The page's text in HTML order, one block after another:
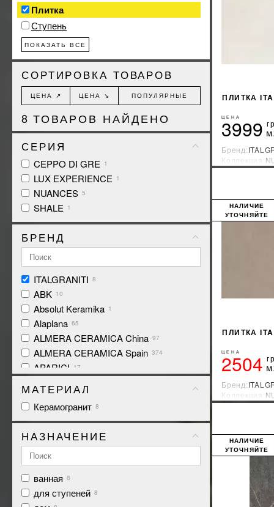
ПЛИТКА
ЦЕНА
3999
Бренд:
Коллекция:
Страна-
ПЛИТКА
НАЛИЧИЕ
УТОЧНЯЙТЕ
ЦЕНА
2504
Бренд:
Коллекция:
Страна-
НАЛИЧИЕ
УТОЧНЯЙТЕ
Плитка
Ступень
ПОКАЗАТЬ ВСЕ
СОРТИРОВКА ТОВАРОВ
ЦЕНА ↗ ЦЕНА ↘ ПОПУЛЯРНЫЕ
8 ТОВАРОВ НАЙДЕНО
СЕРИЯ
CEPPO DI GRE 1
LUX EXPERIENCE 1
NUANCES 5
SHALE 1
БРЕНД
ITALGRANITI 8
ABK 10
Absolut Keramika 1
Alaplana 65
ALMERA CERAMICA China 97
ALMERA CERAMICA Spain 374
APARICI 17
ARCANA CERAMICA
Argenta Ceramica
Arklam2
ATEM20
Atlas Concorde
Atrium
AZTECA
Azulejos Benadresa
МАТЕРИАЛ
Керамогранит 8
НАЗНАЧЕНИЕ
ванная 8
для ступеней 8